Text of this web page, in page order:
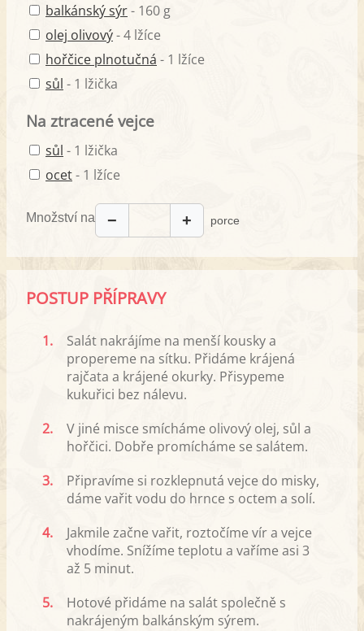
balkánský sýr- 160 g
olej olivový- 4 lžíce
hořčice plnotučná - 1 lžíce
sůl - 1 lžička
Na ztracené vejce
sůl - 1 lžička
ocet- 1 lžíce
Množství na − + porce
POSTUP PŘÍPRAVY
1.
Salát nakrájíme na menší kousky a
propereme na sítku. Přidáme krájená
rajčata a krájené okurky. Přisypeme
kukuřici bez nálevu.
2.
V jiné misce smícháme olivový olej, sůl a
hořčici. Dobře promícháme se salátem.
3.
Připravíme si rozklepnutá vejce do misky,
dáme vařit vodu do hrnce s octem a solí.
4.
Jakmile začne vařit, roztočíme vír a vejce
vhodíme. Snížíme teplotu a vaříme asi 3
až 5 minut.
5.
Hotové přidáme na salát společně s
nakrájeným balkánským sýrem.